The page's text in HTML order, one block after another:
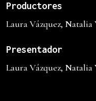
Productores
Laura Vázquez, Natalia
Presentador
Laura Vázquez, Natalia